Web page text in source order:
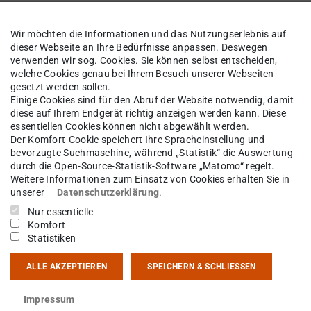
mit der Herstellung von chemischen
Methoden um biologische
dabei Methoden der
Arbeitstechniken. Um die
mit ihren Zielstrukturen zu
Methoden zum Einsatz, während
mit zellbiologischen Techniken
zur spezifischen Hemmung von
Proteinen in diagnostischen Assays
Zyklisierung oder Modifikation
Wir möchten die Informationen und das Nutzungserlebnis auf
dieser Webseite an Ihre Bedürfnisse anpassen. Deswegen
verwenden wir sog. Cookies. Sie können selbst entscheiden,
welche Cookies genau bei Ihrem Besuch unserer Webseiten
gesetzt werden sollen.
Einige Cookies sind für den Abruf der Website notwendig, damit
diese auf Ihrem Endgerät richtig anzeigen werden kann. Diese
essentiellen Cookies können nicht abgewählt werden.
Der Komfort-Cookie speichert Ihre Spracheinstellung und
bevorzugte Suchmaschine, während „Statistik“ die Auswertung
durch die Open-Source-Statistik-Software „Matomo“ regelt.
Weitere Informationen zum Einsatz von Cookies erhalten Sie in
unserer
Datenschutzerklärung.
Nur essentielle
Komfort
Statistiken
ALLE AKZEPTIEREN SPEICHERN & SCHLIESSEN
Impressum